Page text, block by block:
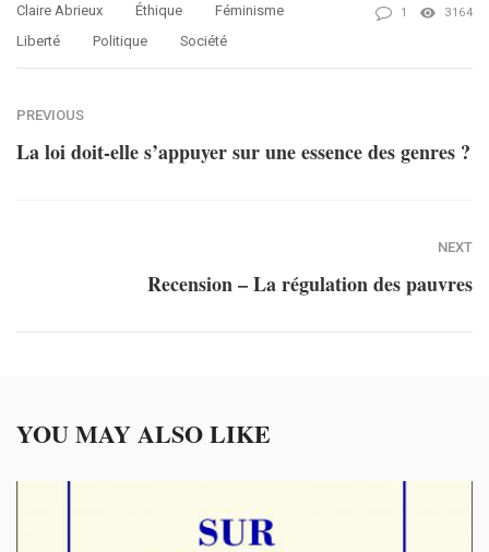
Claire Abrieux Éthique
Féminisme
Liberté
Politique Société
1 3164
PREVIOUS
La loi doit-elle s’appuyer sur une essence des genres ?
NEXT
Recension – La régulation des pauvres
YOU MAY ALSO LIKE